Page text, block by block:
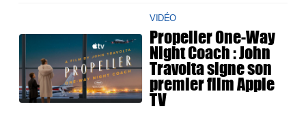
VIDÉO
Propeller One-Way
Night Coach : John
Travolta signe son
premier film Apple
TV